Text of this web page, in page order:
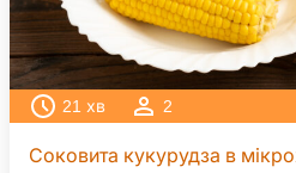
21 хв 2
Соковита кукурудза в